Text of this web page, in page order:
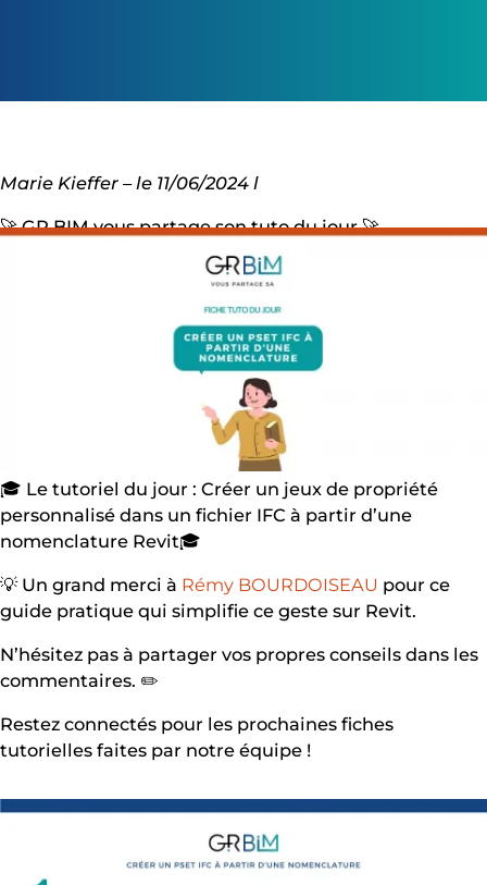
Marie Kieffer – le 11/06/2024 l
🚀 GR BIM vous partage son tuto du jour 🚀
Vous souhaitez maîtriser REVIT ? Nous vous
pour vous accompagner !
GR BIM est ravi de vous aider à gravir les échelons de
l’expertise BIM ! En tant qu’organisme de formation
certifié Qualiopi, notre mission est de rendre le BIM
🎓 Le tutoriel du jour : Créer un jeux de propriété
personnalisé dans un fichier IFC à partir d’une
nomenclature Revit🎓
💡 Un grand merci à Rémy BOURDOISEAU pour ce
guide pratique qui simplifie ce geste sur Revit.
N’hésitez pas à partager vos propres conseils dans les
commentaires. ✏️
Restez connectés pour les prochaines fiches
tutorielles faites par notre équipe !